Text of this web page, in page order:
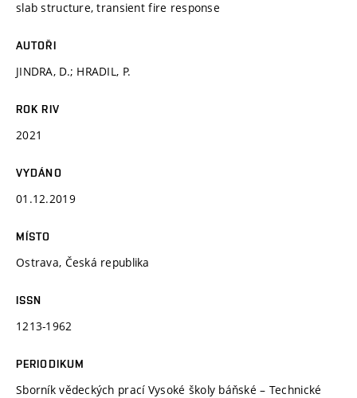
slab structure, transient fire response
AUTOŘI
JINDRA, D.; HRADIL, P.
ROK RIV
2021
VYDÁNO
01.12.2019
MÍSTO
Ostrava, Česká republika
ISSN
1213-1962
PERIODIKUM
Sborník vědeckých prací Vysoké školy báňské – Technické